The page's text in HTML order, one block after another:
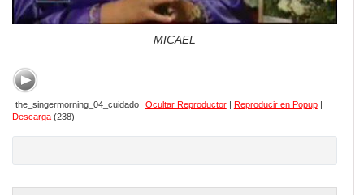
MICAEL
the_singermorning_04_cuidado Ocultar Reproductor| Reproducir en Popup|
Descarga (238)